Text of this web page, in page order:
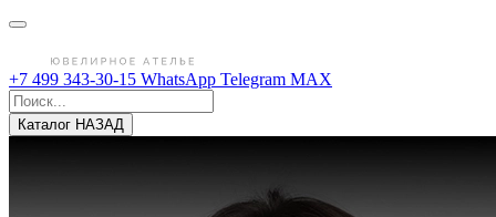
+7 499 343-30-15 WhatsApp Telegram MAX
Каталог НАЗАД